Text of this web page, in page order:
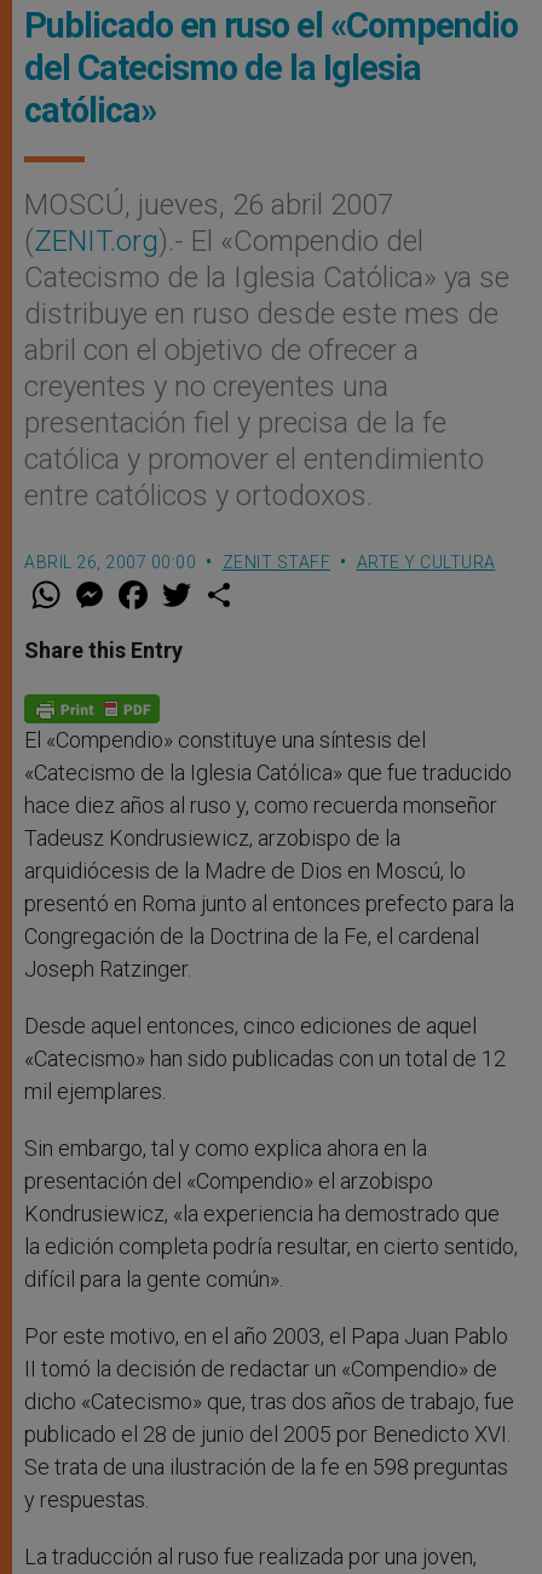
Publicado en ruso el «Compendio
del Catecismo de la Iglesia
católica»
MOSCÚ, jueves, 26 abril 2007
(ZENIT.org).- El «Compendio del
Catecismo de la Iglesia Católica» ya se
distribuye en ruso desde este mes de
abril con el objetivo de ofrecer a
creyentes y no creyentes una
presentación fiel y precisa de la fe
católica y promover el entendimiento
entre católicos y ortodoxos.
ABRIL 26, 2007 00:00 ZENIT STAFF ARTE Y CULTURA
W
t
s
p
p
M
e
s
e
g
e
r
F
a
e
b
o
k
w
Share this Entry
El «Compendio» constituye una síntesis del
«Catecismo de la Iglesia Católica» que fue traducido
hace diez años al ruso y, como recuerda monseñor
Tadeusz Kondrusiewicz, arzobispo de la
arquidiócesis de la Madre de Dios en Moscú, lo
presentó en Roma junto al entonces prefecto para la
Congregación de la Doctrina de la Fe, el cardenal
Joseph Ratzinger.
Desde aquel entonces, cinco ediciones de aquel
«Catecismo» han sido publicadas con un total de 12
mil ejemplares.
Sin embargo, tal y como explica ahora en la
presentación del «Compendio» el arzobispo
Kondrusiewicz, «la experiencia ha demostrado que
la edición completa podría resultar, en cierto sentido,
difícil para la gente común».
Por este motivo, en el año 2003, el Papa Juan Pablo
II tomó la decisión de redactar un «Compendio» de
dicho «Catecismo» que, tras dos años de trabajo, fue
publicado el 28 de junio del 2005 por Benedicto XVI.
Se trata de una ilustración de la fe en 598 preguntas
y respuestas.
La traducción al ruso fue realizada por una joven,